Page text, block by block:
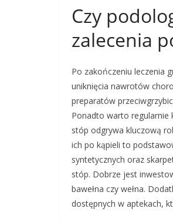
Czy
zalecenia
Po zakończeniu leczenia
uniknięcia nawrotów
preparatów
Ponadto warto regularnie
stóp odgrywa kluczową
ich po kąpieli to
syntetycznych oraz
stóp. Dobrze jest
bawełna czy wełna.
dostępnych w aptekach,